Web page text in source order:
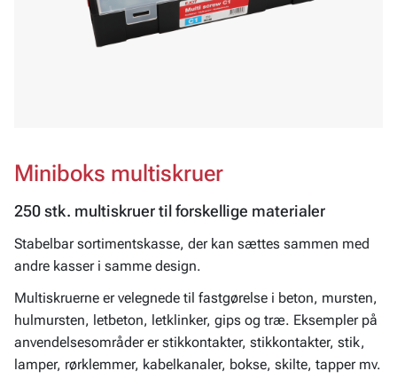
Miniboks multiskruer
250 stk. multiskruer til forskellige materialer
Stabelbar sortimentskasse, der kan sættes sammen med
andre kasser i samme design.
Multiskruerne er velegnede til fastgørelse i beton, mursten,
hulmursten, letbeton, letklinker, gips og træ. Eksempler på
anvendelsesområder er stikkontakter, stikkontakter, stik,
lamper, rørklemmer, kabelkanaler, bokse, skilte, tapper mv.